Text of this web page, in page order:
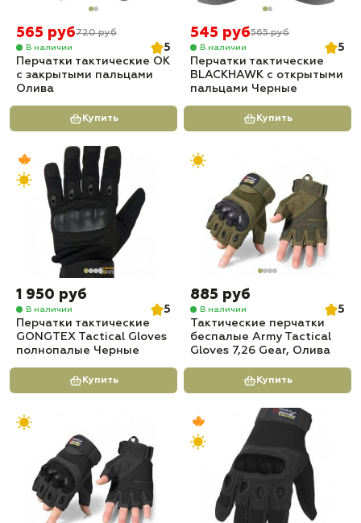
565 руб720 руб
В наличии
5
Перчатки тактические OK
с закрытыми пальцами
Олива
Купить
545 руб565 руб
В наличии
5
Перчатки тактические
BLACKHAWK с открытыми
пальцами Черные
Купить
1 950 руб
В наличии
5
Перчатки тактические
GONGTEX Tactical Gloves
полнопалые Черные
Купить
885 руб
В наличии
5
Тактические перчатки
беспалые Army Tactical
Gloves 7,26 Gear, Олива
Купить